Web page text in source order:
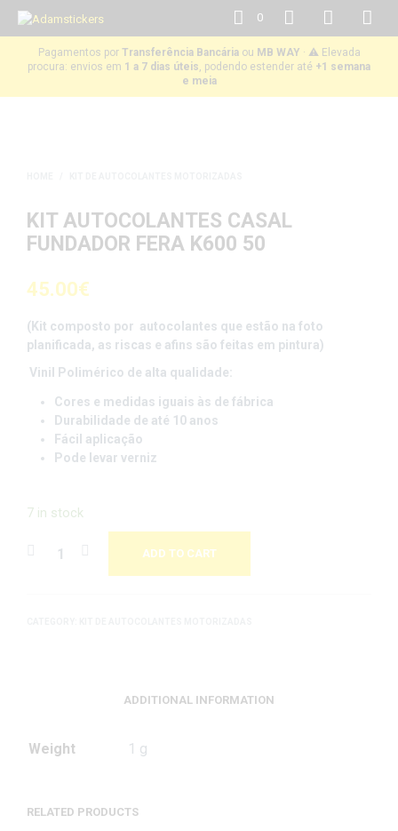
Pagamentos por Transferência Bancáriaou MB WAY · ⚠️ Elevada
procura: envios em 1 a 7 dias úteis, podendo estender até +1 semana
e meia
0
KIT AUTOCOLANTES CASAL
FUNDADOR FERA K600 50
45.00€
(Kit composto por autocolantes que estão na foto
planificada, as riscas e afins são feitas em pintura)
Vinil Polimérico de alta qualidade:
Cores e medidas iguais às de fábrica
Durabilidade de até 10 anos
Fácil aplicação
Pode levar verniz
7 in stock
ADD TO CART
ADDITIONAL INFORMATION
Weight 1 g
RELATED PRODUCTS